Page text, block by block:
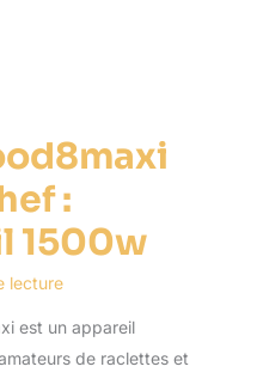
:
1500w
lecture
est un appareil
de raclettes et